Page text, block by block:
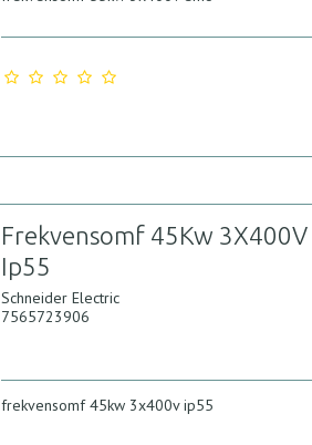
Frekvensomf 45Kw 3X400V
Ip55
Schneider Electric
7565723906
frekvensomf 45kw 3x400v ip55